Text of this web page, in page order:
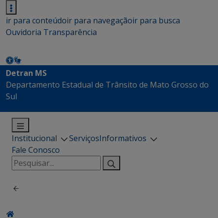
ir para conteúdoir para navegaçãoir para busca
Ouvidoria Transparência
Detran MS
Departamento Estadual de Trânsito de Mato Grosso do
Sul
Institucional ServiçosInformativos
Fale Conosco
Pesquisar
por: